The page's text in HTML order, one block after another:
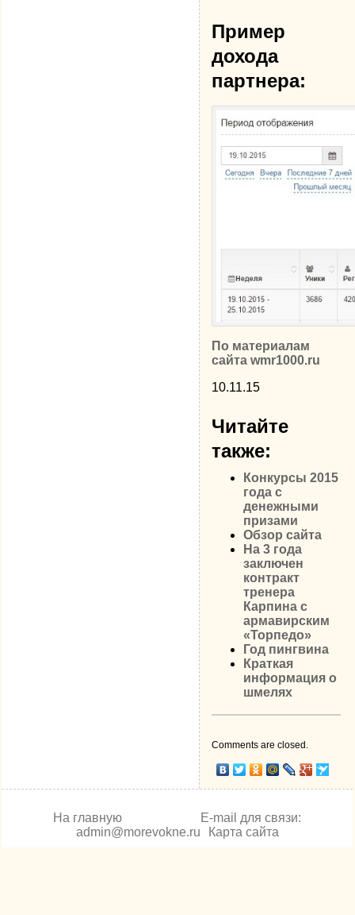
Пример
дохода
партнера:
По материалам
сайта wmr1000.ru
10.11.15
Читайте
также:
Конкурсы 2015
года с
денежными
призами
Обзор сайта
На 3 года
заключен
контракт
тренера
Карпина с
армавирским
«Торпедо»
Год пингвина
Краткая
информация о
шмелях
Comments are closed.
На главную
E-mail для связи:
admin@morevokne.ru
Карта сайта